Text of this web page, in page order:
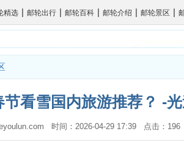
精选 | 邮轮出行 | 邮轮百科 | 邮轮介绍 | 邮轮景区 |
节看雪国内旅游推荐？ -
时间：2026-04-29 17:39 点击：